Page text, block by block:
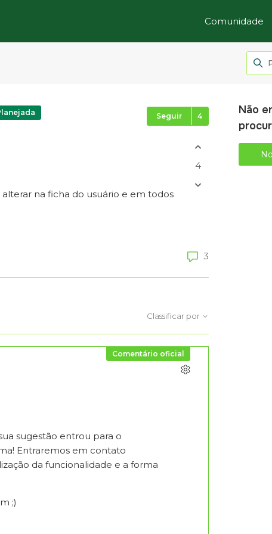
Comunidade
Seguir Seguido por
na ficha do usuário e em todos
4
3
Classificar por
Comentário oficial
sugestão entrou para o
Entraremos em contato
da funcionalidade e a forma
;)
Não